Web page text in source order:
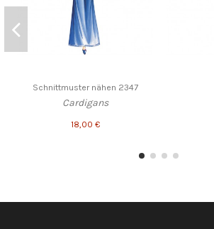
Schnittmuster nähen 2347
Cardigans
18,00 €